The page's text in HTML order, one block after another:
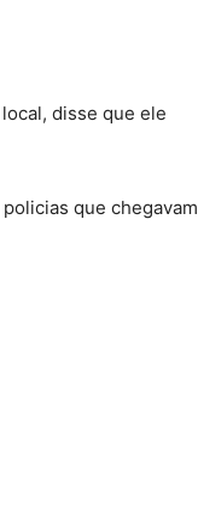
disse que ele
que chegavam